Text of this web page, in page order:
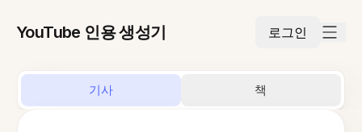
YouTube 인용 생성기 로그인
기사 책